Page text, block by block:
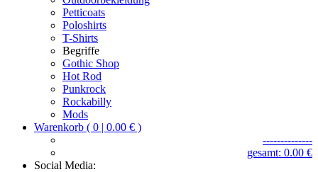
Petticoats
Poloshirts
T-Shirts
Begriffe
Gothic Shop
Hot Rod
Punkrock
Rockabilly
Mods
Warenkorb ( 0 | 0.00 € )
--------------
gesamt: 0.00 €
Social Media: